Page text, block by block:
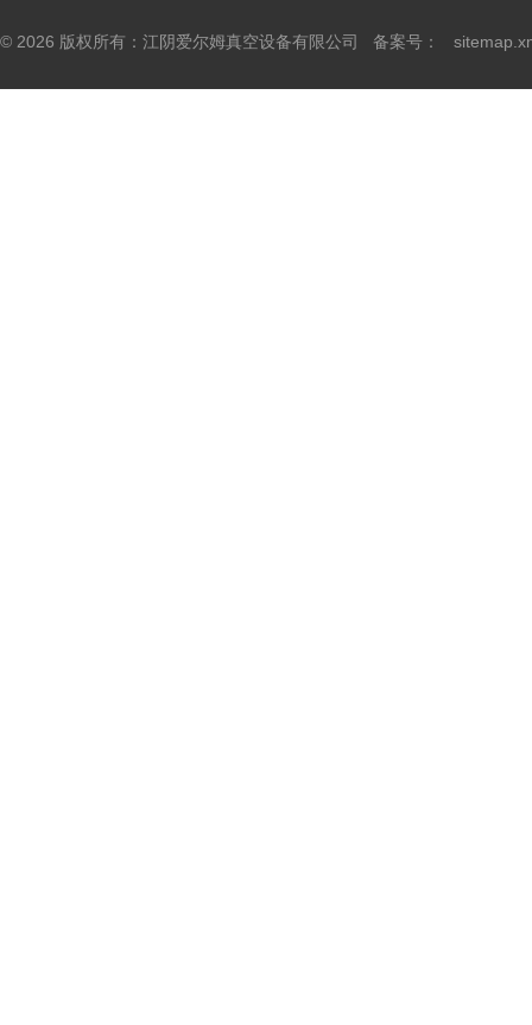
© 2026 版权所有：江阴爱尔姆真空设备有限公司 备案号：